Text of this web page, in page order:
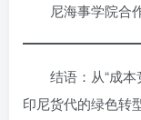
尼海事学院合
结语：从“成本
印尼货代的绿色转